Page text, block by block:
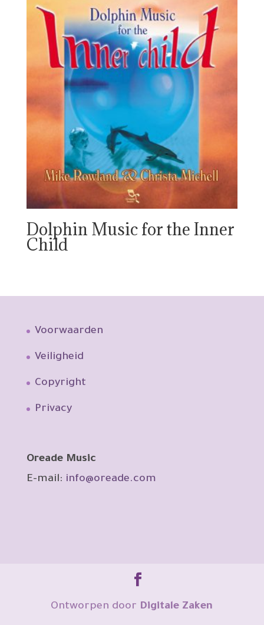
Dolphin Music for the Inner
Child
Voorwaarden
Veiligheid
Copyright
Privacy
Oreade Music
E-mail: info@oreade.com
Ontworpen door Digitale Zaken